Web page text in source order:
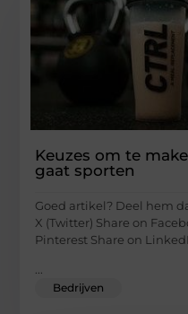
Keuzes om te
gaat sporten
Goed artikel? Deel hem
X (Twitter) Share on
Pinterest Share on
...
Bedrijven